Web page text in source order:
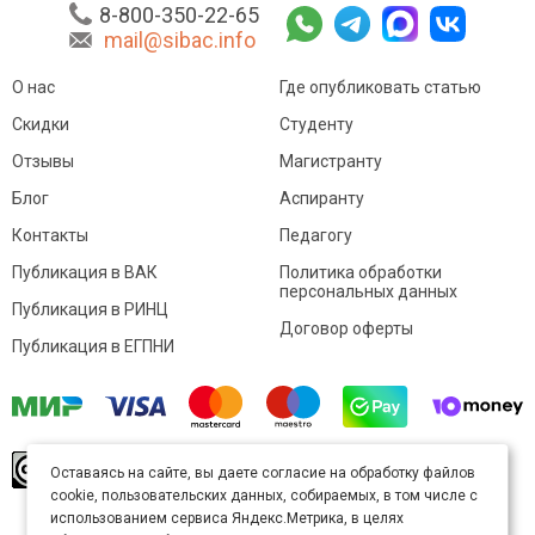
8-800-350-22-65
mail@sibac.info
О нас
Скидки
Отзывы
Блог
Контакты
Где опубликовать статью
Студенту
Магистранту
Аспиранту
Педагогу
Публикация в ВАК
Публикация в РИНЦ
Публикация в ЕГПНИ
Политика обработки
персональных данных
Договор оферты
произведение доступно полицензии Creative
Commons «Attribution» («Атрибуция») 4.0
Непортированная.
Оставаясь на сайте, вы даете согласие на обработку файлов
cookie, пользовательских данных, собираемых, в том числе с
использованием сервиса Яндекс.Метрика, в целях